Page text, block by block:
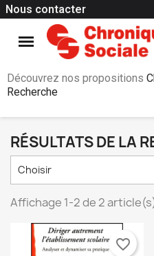
Nous contacter
Découvrez nos propositions
Recherche
RÉSULTATS DE LA
Choisir
Affichage 1-2 de 2
favorite_border